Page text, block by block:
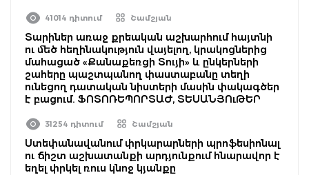
41014 դիտում Շամշյան
Տարիներ առաջ քրեական աշխարհում հայտնի
ու մեծ հեղինակություն վայելող, կրակոցներից
մահացած «Քանաքեռցի Տույի» և ընկերների
շահերը պաշտպանող փաստաբանը տեղի
ունեցող դատական նիստերի մասին փակագծեր
է բացում. ՖՈՏՈՌԵՊՈՐՏԱԺ, ՏԵՍԱՆՅՈւԹԵՐ
31254 դիտում Շամշյան
Ստեփանավանում փրկարարների պրոֆեսիոնալ
ու ճիշտ աշխատանքի արդյունքում հնարավոր է
եղել փրկել ռուս կնոջ կյանքը